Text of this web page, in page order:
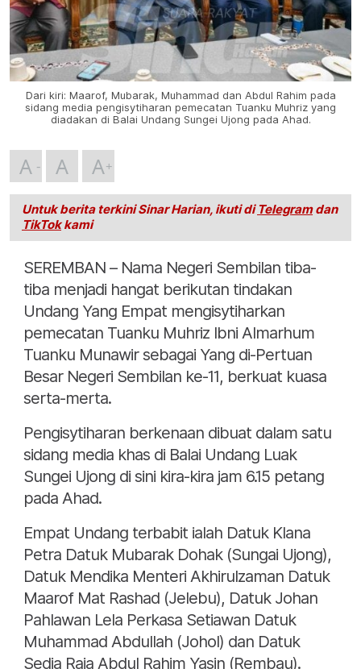
Dari kiri: Maarof, Mubarak, Muhammad dan Abdul Rahim pada
sidang media pengisytiharan pemecatan Tuanku Muhriz yang
diadakan di Balai Undang Sungei Ujong pada Ahad.
A A A
Untuk berita terkini Sinar Harian, ikuti di Telegramdan
TikTokkami
SEREMBAN – Nama Negeri Sembilan tiba-
tiba menjadi hangat berikutan tindakan
Undang Yang Empat mengisytiharkan
pemecatan Tuanku Muhriz Ibni Almarhum
Tuanku Munawir sebagai Yang di-Pertuan
Besar Negeri Sembilan ke-11, berkuat kuasa
serta-merta.
Pengisytiharan berkenaan dibuat dalam satu
sidang media khas di Balai Undang Luak
Sungei Ujong di sini kira-kira jam 6.15 petang
pada Ahad.
Empat Undang terbabit ialah Datuk Klana
Petra Datuk Mubarak Dohak (Sungai Ujong),
Datuk Mendika Menteri Akhirulzaman Datuk
Maarof Mat Rashad (Jelebu), Datuk Johan
Pahlawan Lela Perkasa Setiawan Datuk
Muhammad Abdullah (Johol) dan Datuk
Sedia Raja Abdul Rahim Yasin (Rembau).